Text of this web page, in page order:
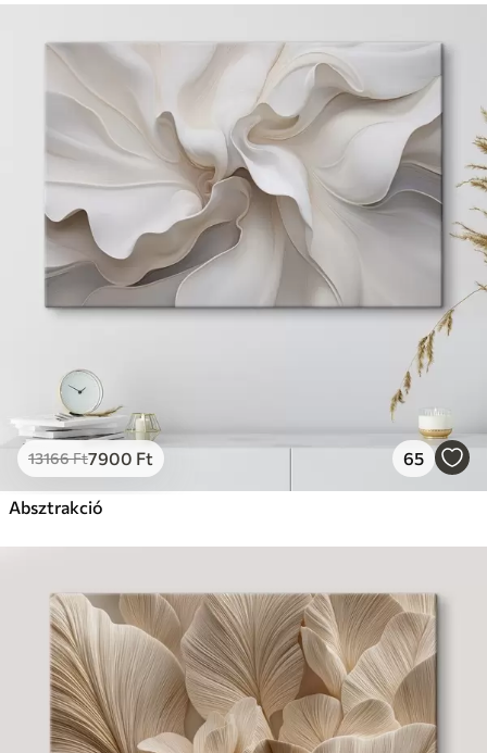
13166Ft7900 Ft 65
Absztrakció